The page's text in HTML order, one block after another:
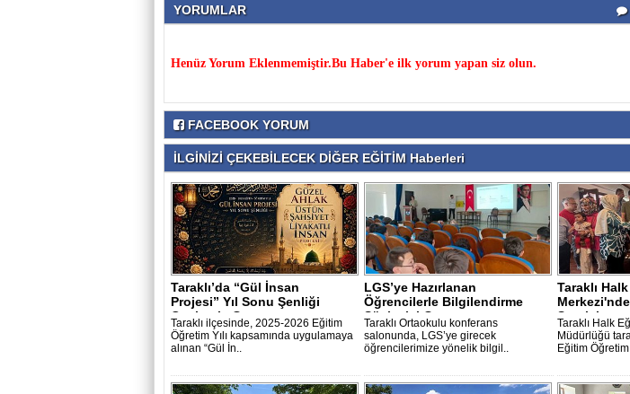
YORUMLAR
Henüz Yorum Eklenmemiştir.Bu Haber'e ilk yorum yapan siz olun.
FACEBOOK YORUM
İLGİNİZİ ÇEKEBİLECEK DİĞER EĞİTİM Haberleri
Taraklı’da “Gül İnsan
Projesi” Yıl Sonu Şenliği
Coşkuyla Ger..
Taraklı ilçesinde, 2025-2026 Eğitim
Öğretim Yılı kapsamında uygulamaya
alınan “Gül İn..
LGS’ye Hazırlanan
Öğrencilerle Bilgilendirme
Söyleşisi Gerçe..
Taraklı Ortaokulu konferans
salonunda, LGS’ye girecek
öğrencilerimize yönelik bilgil..
Taraklı
Sergisi
Taraklı Halk
Müdürlüğü
Eğitim Öğretim